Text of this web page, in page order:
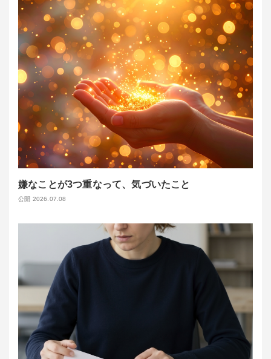
嫌なことが3つ重なって、気づいたこと
公開 2026.07.08